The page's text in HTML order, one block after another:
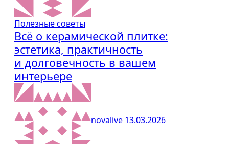
Полезные советы
Всё о керамической плитке:
эстетика, практичность
и долговечность в вашем
интерьере
novalive 13.03.2026